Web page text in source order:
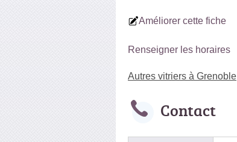
Améliorer cette fiche
Renseigner les horaires
Autres vitriers à Grenoble
Contact